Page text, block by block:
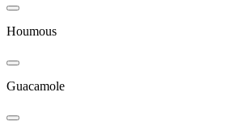
Houmous
Guacamole